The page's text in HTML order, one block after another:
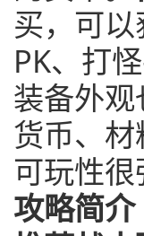
买，可
PK、打
装备外
货币、
可玩性很
攻略简介